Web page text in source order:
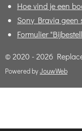
Hoe vind je een
Sony Bravia geen
Formulier
© 2020 - 2026
Powered byJouwWeb